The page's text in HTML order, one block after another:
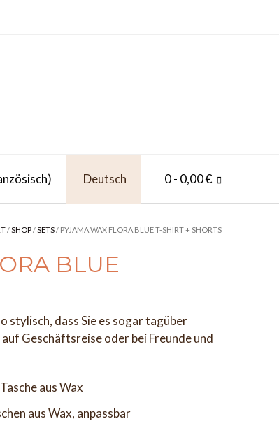
) Deutsch 0- 0,00 €
/SHOP/SETS/ PYJAMA WAX FLORA BLUE T-SHIRT + SHORTS
BLUE
stylisch, dass Sie es sogar tagüber
Geschäftsreise oder bei Freunde und
aus Wax
aus Wax, anpassbar